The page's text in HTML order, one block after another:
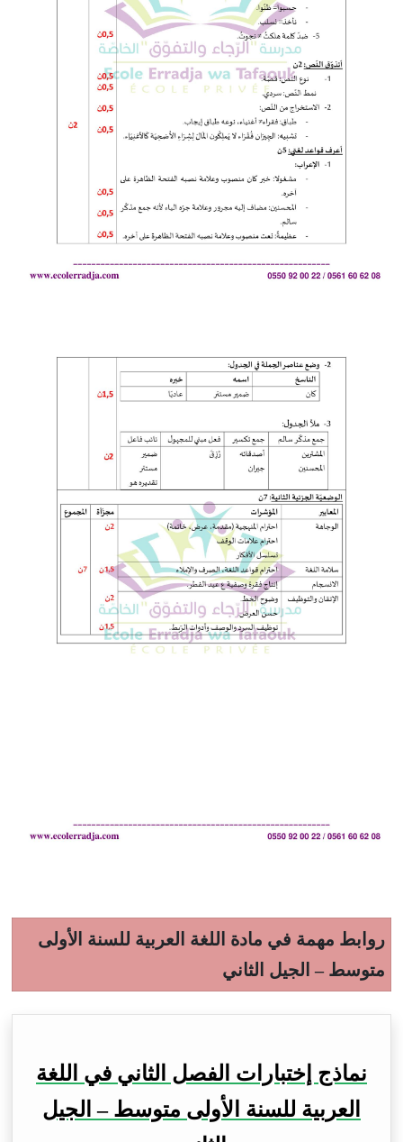
روابط مهمة في مادة اللغة العربية للسنة الأولى
متوسط – الجيل الثاني
نماذج إختبارات الفصل الثاني في اللغة
العربية للسنة الأولى متوسط – الجيل